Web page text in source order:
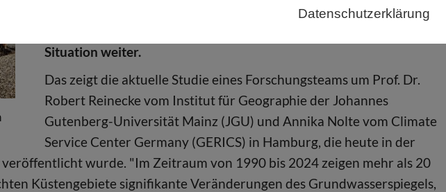
Datenschutzerklärung
Überentnahme und die daraus folgende potenzielle Versalzung
Situation weiter.
Das zeigt die aktuelle Studie eines Forschungsteams um Prof. Dr.
Robert Reinecke vom Institut für Geographie der Johannes
Gutenberg-Universität Mainz (JGU) und Annika Nolte vom Climate
Service Center Germany (GERICS) in Hamburg, die heute in der
wurde. "Im Zeitraum von 1990 bis 2024 zeigen mehr als 20
Küstengebiete signifikante Veränderungen des Grundwasserspiegels,